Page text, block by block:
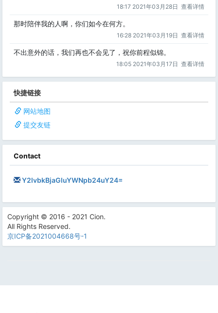
18:17 2021年03月28日 查看详情
那时陪伴我的人啊，你们如今在何方。
16:28 2021年03月19日 查看详情
不出意外的话，我们再也不会见了，祝你前程似锦。
18:05 2021年03月17日 查看详情
快捷链接
网站地图
提交友链
Contact
Y2lvbkBjaGluYWNpb24uY24=
Copyright © 2016 - 2021 Cion.
All Rights Reserved.
京ICP备2021004668号-1